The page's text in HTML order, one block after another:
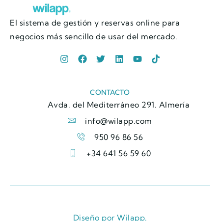
El sistema de gestión y reservas online para
negocios más sencillo de usar del mercado.
CONTACTO
Avda. del Mediterráneo 291. Almería
info@wilapp.com
950 96 86 56
+34 641 56 59 60
Diseño por Wilapp.